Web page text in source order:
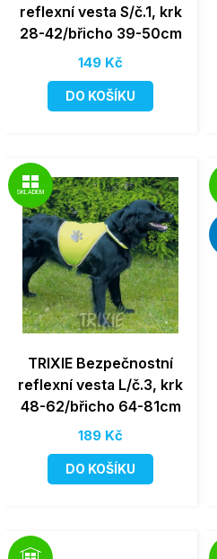
reflexní vesta S/č.1, krk
28-42/břicho 39-50cm
149 Kč
DO KOŠÍKU
SKLADEM
TRIXIE Bezpečnostní
reflexní vesta L/č.3, krk
48-62/břicho 64-81cm
189 Kč
DO KOŠÍKU